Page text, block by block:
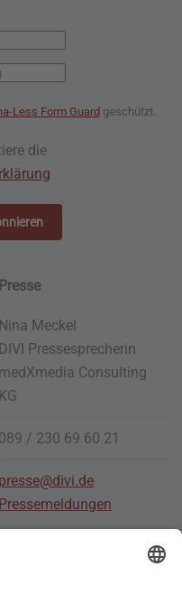
Less Form Guard geschützt.
die
Presse
Nina Meckel
DIVI Pressesprecherin
medXmedia Consulting
KG
089 / 230 69 60 21
presse@divi.de
Pressemeldungen